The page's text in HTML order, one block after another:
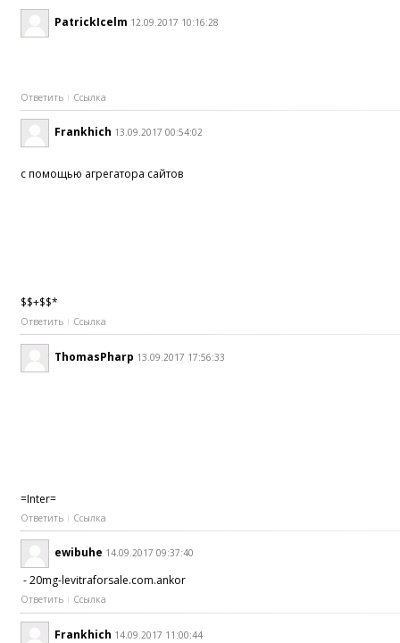
PatrickIcelm 12.09.2017 10:16:28
Ответить Ссылка
Frankhich 13.09.2017 00:54:02
с помощью агрегатора сайтов
$$+$$*
Ответить Ссылка
ThomasPharp 13.09.2017 17:56:33
=Inter=
Ответить Ссылка
ewibuhe 14.09.2017 09:37:40
- 20mg-levitraforsale.com.ankor
Ответить Ссылка
Frankhich 14.09.2017 11:00:44